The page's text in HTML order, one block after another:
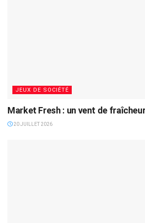
JEUX DE SOCIÉTÉ
Market Fresh : un vent de
20 JUILLET 2026